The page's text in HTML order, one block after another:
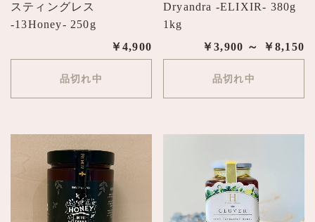
スティングレス
-13Honey- 250g
￥4,900
品切れ中
Dryandra -ELIXIR- 380g
1kg
￥3,900 ～ ￥8,150
品切れ中